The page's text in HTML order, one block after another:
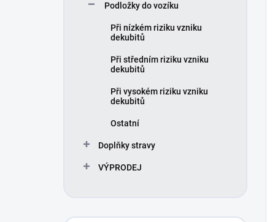
Podložky do vozíku
Při nízkém riziku vzniku
dekubitů
Při středním riziku vzniku
dekubitů
Při vysokém riziku vzniku
dekubitů
Ostatní
Doplňky stravy
VÝPRODEJ